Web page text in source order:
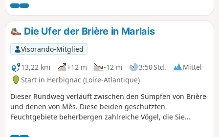
deren Wasser er bis zum Ozean
ableitet. Auf der vorgeschlagenen Route
können Sie den oberen Teil dieser
Sümpfe entdecken und sie über die
Pont de Gras, eine alte Steinbrücke,
überqueren. Nur zu Zeiten zu
reservieren, in denen der Wasserstand
im Sumpfgebiet die Nutzung der
umliegenden Wege erlaubt.
Die Ufer der Brière in Marlais
Visorando-Mitglied
13,22 km
+12 m -12 m 3:50 Std.
Mittel
Start in Herbignac (Loire-Atlantique)
Dieser Rundweg verläuft zwischen den Sümpfen von Brière
und denen von Mès. Diese beiden geschützten
Feuchtgebiete beherbergen zahlreiche Vögel, die Sie